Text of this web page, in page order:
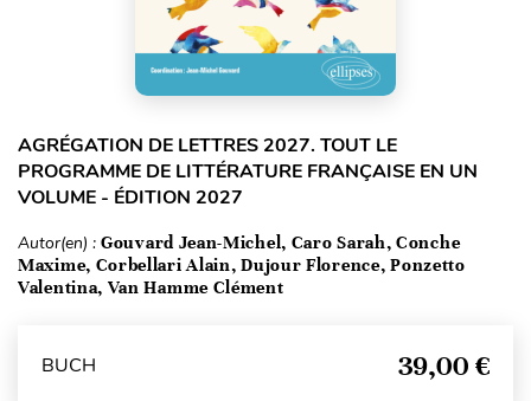
AGRÉGATION DE LETTRES 2027. TOUT LE
PROGRAMME DE LITTÉRATURE FRANÇAISE EN UN
VOLUME - ÉDITION 2027
Autor(en) : Gouvard Jean-Michel, Caro Sarah, Conche
Maxime, Corbellari Alain, Dujour Florence, Ponzetto
Valentina, Van Hamme Clément
BUCH 39,00 €